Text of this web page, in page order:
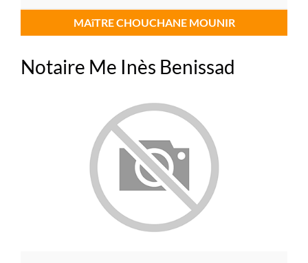
MAîTRE CHOUCHANE MOUNIR
Notaire Me Inès Benissad